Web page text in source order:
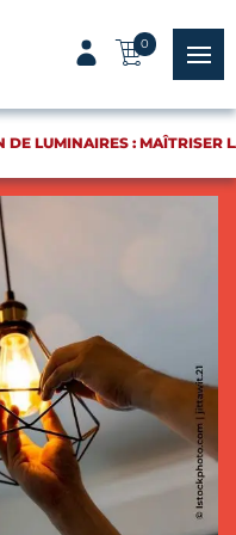
0
menu
DE LUMINAIRES : MAÎTRISER